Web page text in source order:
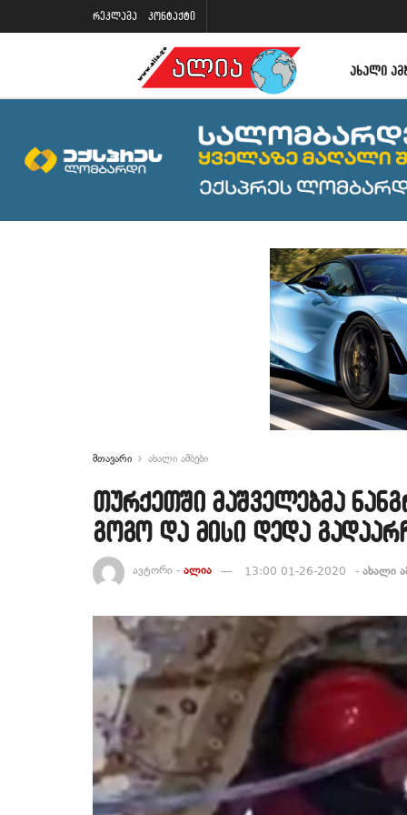
რეკლამა კონტაქტი
ᲐᲮᲐᲚᲘ
მთავარი ახალი ამბები
თურქეთში მაშველებმა
გოგო და მისი დედა
ავტორი - ალია 13:00 01-26-2020 - ახალი